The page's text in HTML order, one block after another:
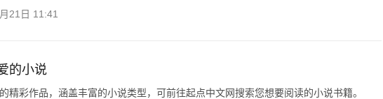
21日 11:41
的小说
精彩作品，涵盖丰富的小说类型，可前往起点中文网搜索您想要阅读的小说书籍。